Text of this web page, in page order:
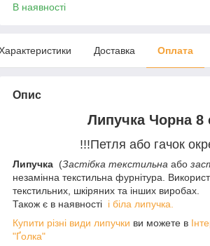
В наявності
Доставка Оплата
Опис
Липучка Чорна 8
!!!Петля або гачок
Липучка (Застібка текстильна або
незамінна текстильна фурнітура.
текстильних, шкіряних та інших виробах.
Також є в наявності і біла липучка.
Купити різні види липучки ви можете в
"Ґолка"